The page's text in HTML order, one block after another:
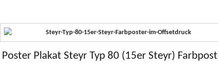
Poster Plakat Steyr Typ 80 (15er Steyr)